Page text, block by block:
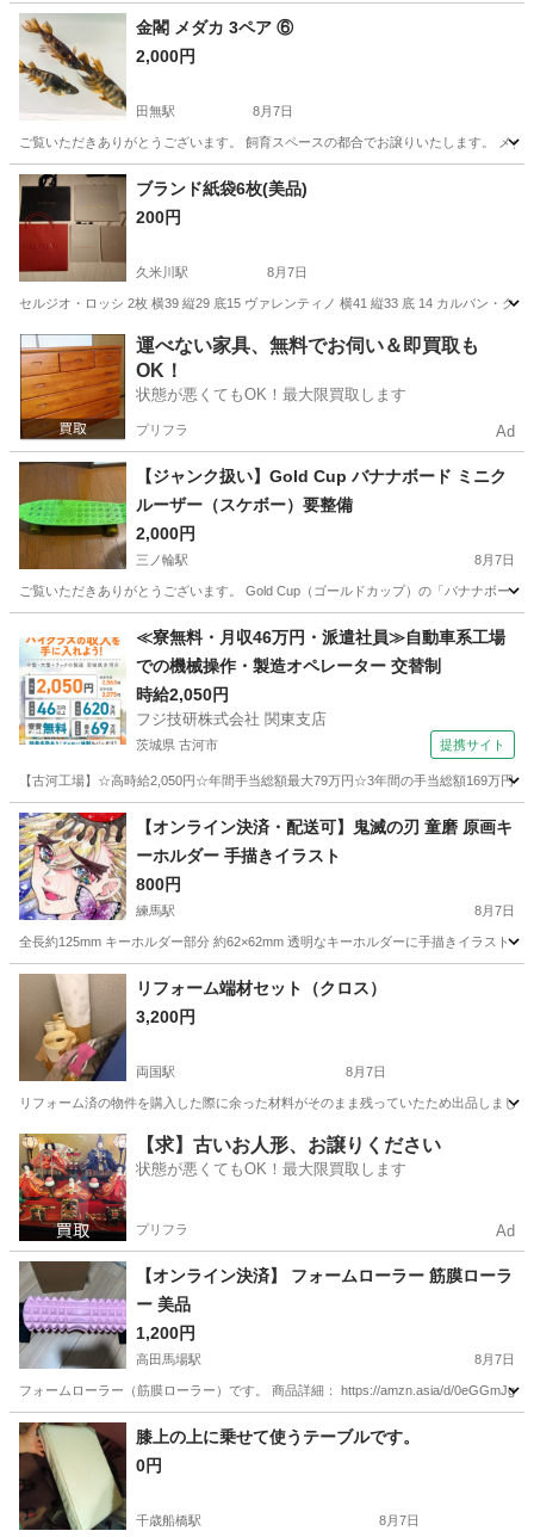
東京 中央区 東京駅 その他
金閣 メダカ 3ペア ⑥
2,000円
田無駅 8月7日
ご覧いただきありがとうございます。 飼育スペースの都合でお譲りいたします。 メ
東京 武蔵野市 田無駅 その他
ブランド紙袋6枚(美品)
200円
久米川駅 8月7日
セルジオ・ロッシ 2枚 横39 縦29 底15 ヴァレンティノ 横41 縦33 底 14 カルバン・ク
東京 東村山市 久米川駅 その他 紙袋
運べない家具、無料でお伺い＆即買取も
OK！
状態が悪くてもOK！最大限買取します
プリフラ Ad
【ジャンク扱い】Gold Cup バナナボード ミニク
ルーザー（スケボー）要整備
2,000円
三ノ輪駅 8月7日
ご覧いただきありがとうございます。 Gold Cup（ゴールドカップ）の「バナナボー
三ノ輪駅 その他
≪寮無料・月収46万円・派遣社員≫自動車系工場
での機械操作・製造オペレーター 交替制
時給2,050円
フジ技研株式会社 関東支店
茨城県 古河市 提携サイト
【古河工場】☆高時給2,050円☆年間手当総額最大79万円☆3年間の手当総額169万円
茨城 古河市 その他
【オンライン決済・配送可】鬼滅の刃 童磨 原画キ
ーホルダー 手描きイラスト
800円
練馬駅 8月7日
全長約125mm キーホルダー部分 約62×62mm 透明なキーホルダーに手描きイラスト
東京 練馬区 その他
リフォーム端材セット（クロス）
3,200円
両国駅 8月7日
リフォーム済の物件を購入した際に余った材料がそのまま残っていたため出品しまし
東京 墨田区 両国駅 その他
【求】古いお人形、お譲りください
状態が悪くてもOK！最大限買取します
プリフラ Ad
【オンライン決済】 フォームローラー 筋膜ローラ
ー 美品
1,200円
高田馬場駅 8月7日
フォームローラー（筋膜ローラー）です。 商品詳細： https://amzn.asia/d/
東京 新宿区 高田馬場駅 その他 フォームローラー
膝上の上に乗せて使うテーブルです。
0円
千歳船橋駅 8月7日